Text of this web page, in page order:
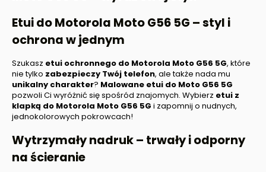
Etui doMotorola Moto G56 5G – styl i
ochrona w jednym
Szukasz etui ochronnego do Motorola Moto G56 5G, które
nie tylko zabezpieczy Twój telefon, ale także nada mu
unikalny charakter? Malowane etui do Moto G56 5G
pozwoli Ci wyróżnić się spośród znajomych. Wybierz etui z
klapką do Motorola Moto G56 5G i zapomnij o nudnych,
jednokolorowych pokrowcach!
Wytrzymały nadruk – trwały i odporny
na ścieranie